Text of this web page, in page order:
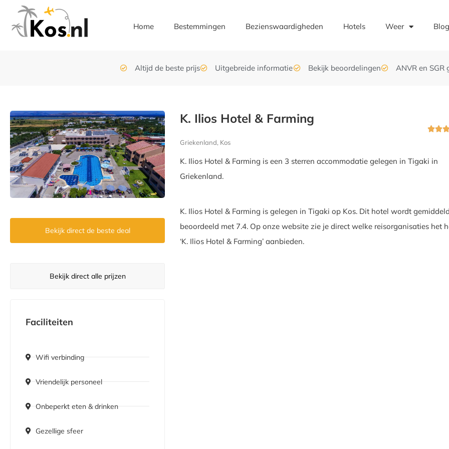
Home Bestemmingen Bezienswaardigheden Hotels Weer
Altijd de beste prijs Uitgebreide informatie Bekijk beoordelingen ANVR en SGR
Bekijk direct de beste deal
Bekijk direct alle prijzen
Faciliteiten
Wifi verbinding
Vriendelijk personeel
Onbeperkt eten & drinken
Gezellige sfeer
K. Ilios Hotel & Farming
Griekenland, Kos

K. Ilios Hotel & Farming is een 3 sterren accommodatie gelegen in Tigaki in
Griekenland.
K. Ilios Hotel & Farming is gelegen in Tigaki op Kos. Dit hotel wordt
beoordeeld met 7.4. Op onze website zie je direct welke reisorganisaties het
‘K. Ilios Hotel & Farming’ aanbieden.